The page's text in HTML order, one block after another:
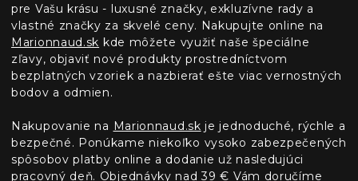
pre Vašu krásu - luxusné značky, exkluzívne rady a
vlastné značky za skvelé ceny. Nakupujte online na
Marionnaud.sk kde môžete využiť naše špeciálne
zľavy, objaviť nové produkty prostredníctvom
bezplatných vzoriek a nazbierať ešte viac vernostných
bodov a odmien.
Nakupovanie na Marionnaud.sk je jednoduché, rýchle a
bezpečné. Ponúkame niekoľko vysoko zabezpečených
spôsobov platby online a dodanie už nasledujúci
pracovný deň. Objednávky nad 39 € Vám doručíme